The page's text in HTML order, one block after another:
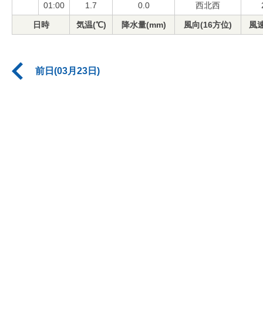
01:00 1.7 0.0 西北西
日時 気温(℃) 降水量(mm) 風向(16方位) 風
前日(03月23日)